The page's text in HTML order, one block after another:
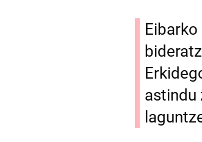
astindu